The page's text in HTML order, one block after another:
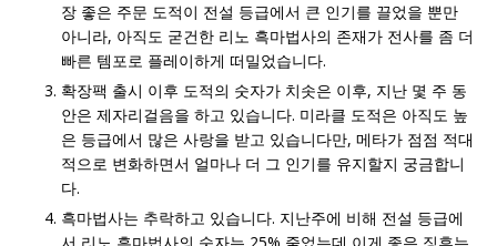
장 좋은 주문 도적이 전설 등급에서 큰 인기를 끌었을 뿐만
아니라, 아직도 굳건한 리노 흑마법사의 존재가 전사를 좀 더
빠른 템포로 플레이하게 떠밀었습니다.
확장팩 출시 이후 도적의 숫자가 치솟은 이후, 지난 몇 주 동
안은 제자리걸음을 하고 있습니다. 미라클 도적은 아직도 높
은 등급에서 많은 사랑을 받고 있습니다만, 메타가 점점 적대
적으로 변화하면서 얼마나 더 그 인기를 유지할지 궁금합니
다.
흑마법사는 추락하고 있습니다. 지난주에 비해 전설 등급에